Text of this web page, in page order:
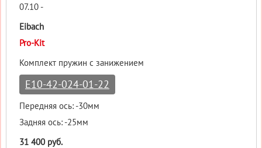
07.10 -
Eibach
Pro-Kit
Комплект пружин с занижением
E10-42-024-01-22
Передняя ось: -30мм
Задняя ось: -25мм
31 400 руб.